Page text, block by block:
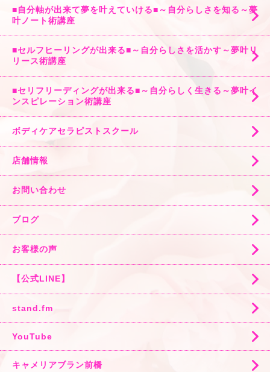
■自分軸が出来て夢を叶えていける■～自分らしさを知る～夢
叶ノート術講座
■セルフヒーリングが出来る■～自分らしさを活かす～夢叶リ
リース術講座
■セリフリーディングが出来る■～自分らしく生きる～夢叶イ
ンスピレーション術講座
ボディケアセラピストスクール
店舗情報
お問い合わせ
ブログ
お客様の声
【公式LINE】
stand.fm
YouTube
キャメリアブラン前橋